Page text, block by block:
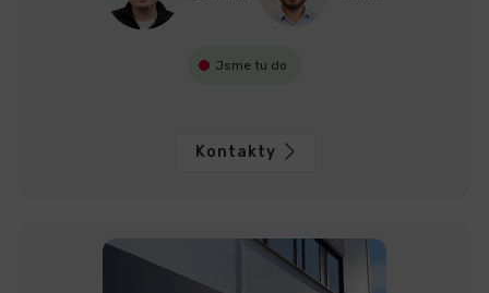
Jsme tu do
Kontakty